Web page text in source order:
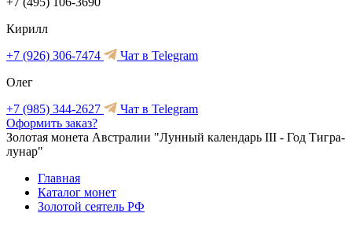
Кирилл
+7 (926) 306-7474
Чат в Telegram
Олег
+7 (985) 344-2627
Чат в Telegram
Оформить заказ?
Золотая монета Австралии "Лунный календарь III - Год Тигра-
лунар"
Главная
Каталог монет
Золотой сеятель РФ